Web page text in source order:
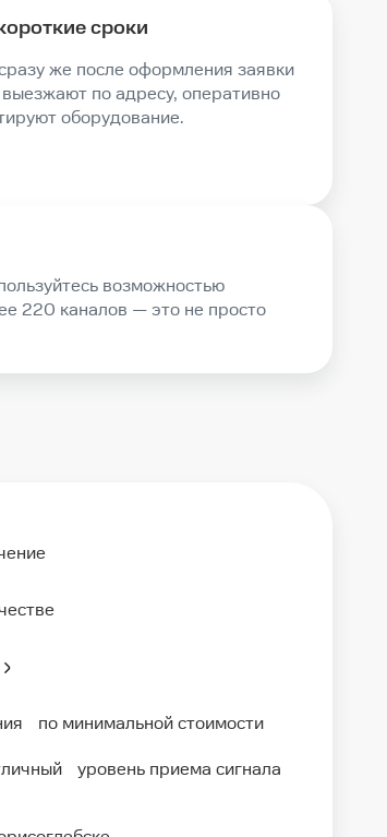
сроки
же после оформления заявки
по адресу, оперативно
оборудование.
возможностью
220 каналов — это не просто
по минимальной стоимости
уровень приема сигнала